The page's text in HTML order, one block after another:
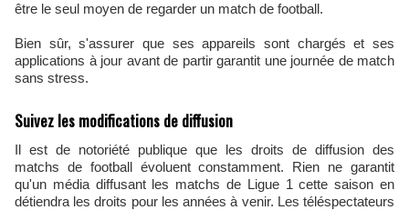
être le seul moyen de regarder un match de football.
Bien sûr, s'assurer que ses appareils sont chargés et ses
applications à jour avant de partir garantit une journée de match
sans stress.
Suivez les modifications de diffusion
Il est de notoriété publique que les droits de diffusion des
matchs de football évoluent constamment. Rien ne garantit
qu'un média diffusant les matchs de Ligue 1 cette saison en
détiendra les droits pour les années à venir. Les téléspectateurs